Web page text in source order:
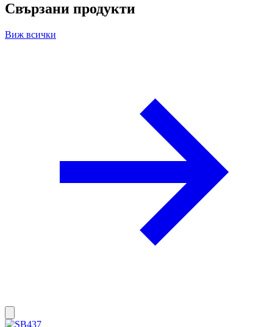
Свързани продукти
Виж всички